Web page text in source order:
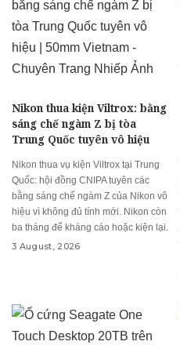
Nikon thua kiện Viltrox: bằng
sáng chế ngàm Z bị tòa
Trung Quốc tuyên vô hiệu
Nikon thua vụ kiện Viltrox tại Trung
Quốc: hội đồng CNIPA tuyên các
bằng sáng chế ngàm Z của Nikon vô
hiệu vì không đủ tính mới. Nikon còn
ba tháng để kháng cáo hoặc kiện lại.
3 August, 2026